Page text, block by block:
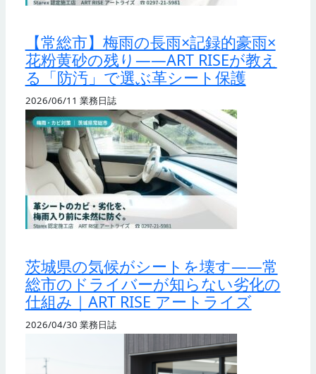
【常総市】梅雨の長雨×記録的豪雨×
花粉黄砂の残り——ART RISEが教え
る「防汚」で選ぶ革シート保護
2026/06/11 業務日誌
茨城県の気候がシートを壊す——常
総市のドライバーが知らない劣化の
仕組み｜ART RISE アートライズ
2026/04/30 業務日誌